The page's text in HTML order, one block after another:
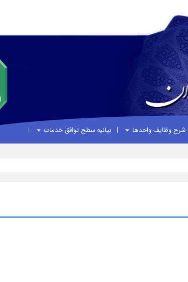
شرح وظایف واحدها
بیانیه سطح توافق خدمات